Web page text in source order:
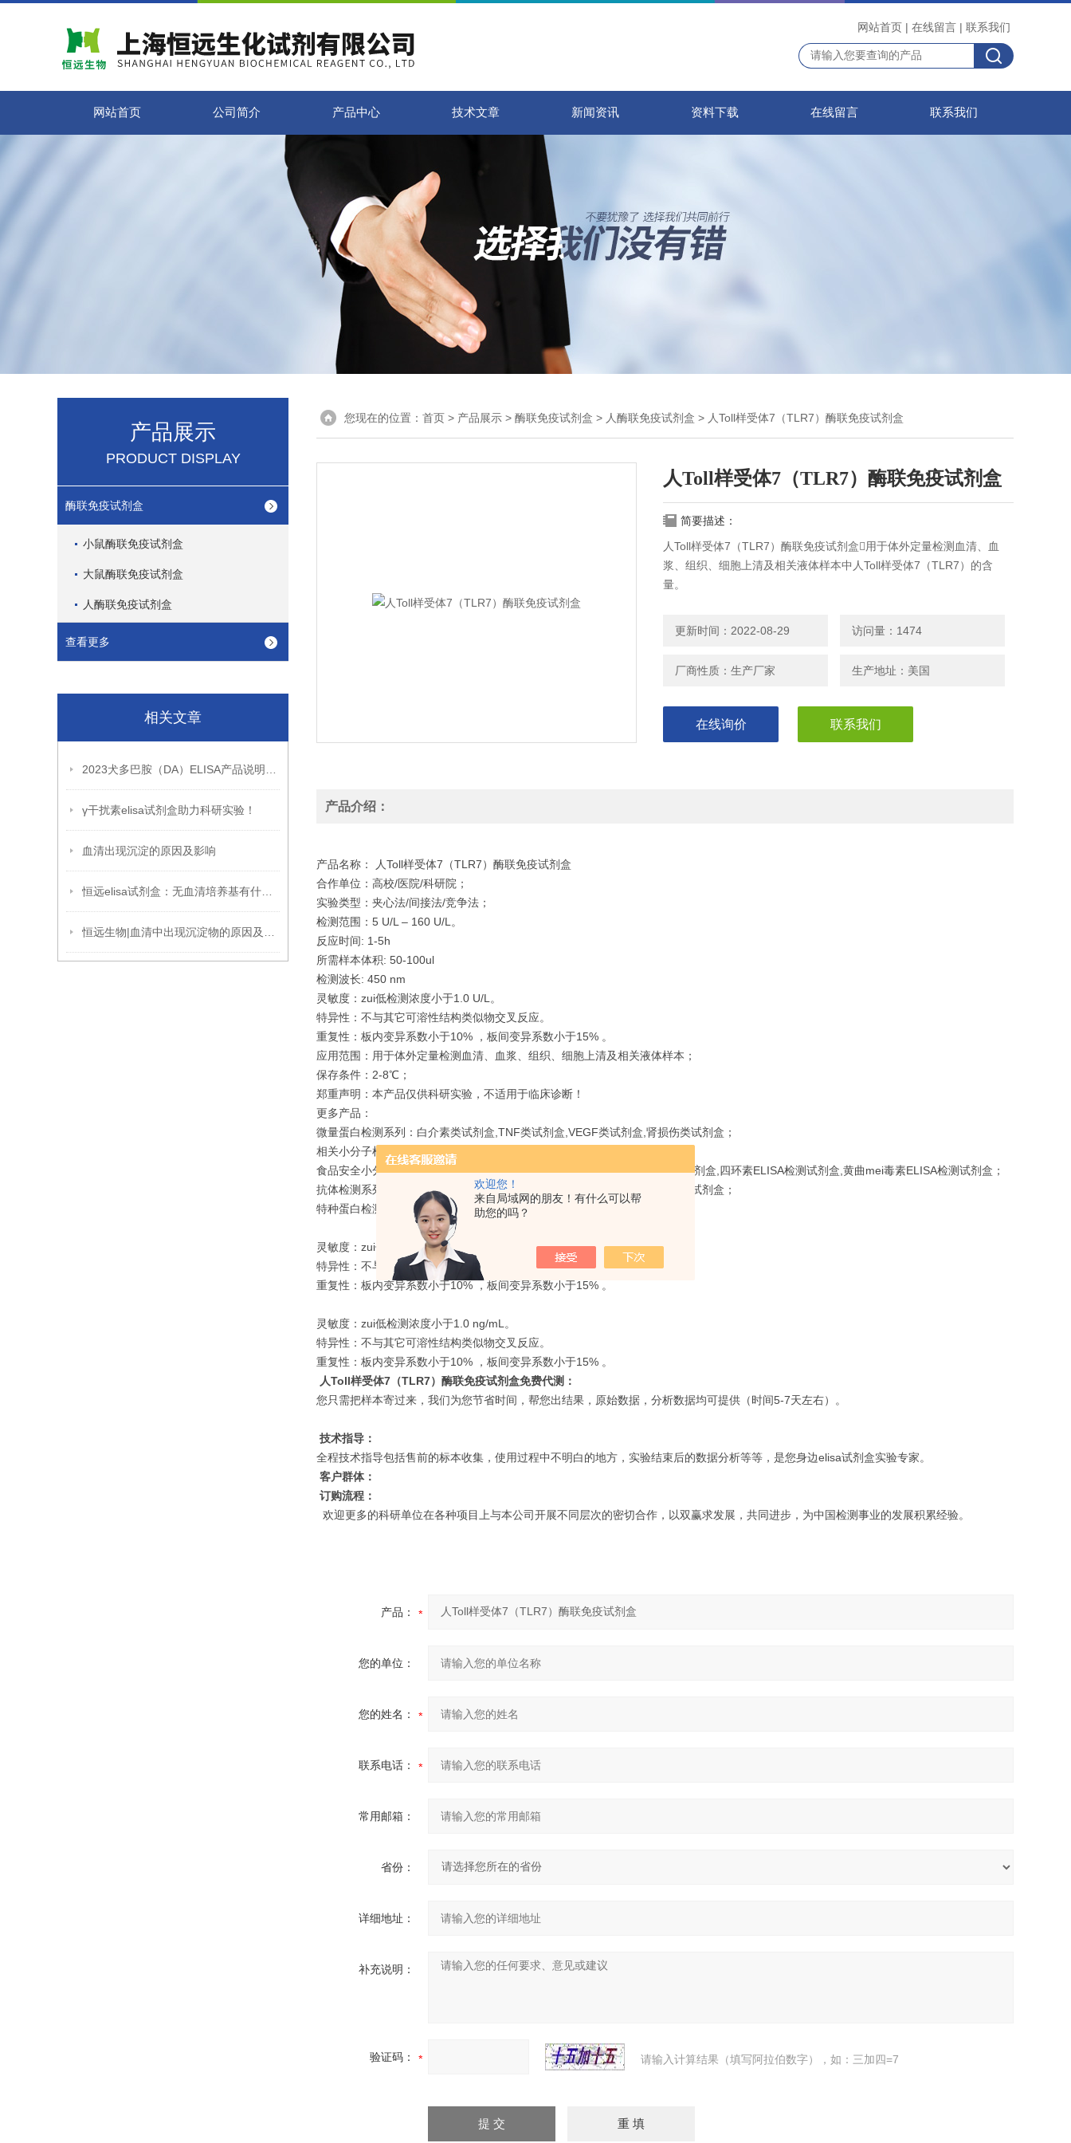
欢迎您！
来自局域网的朋友！有什么可以帮
助您的吗？
网站首页 | 在线留言 | 联系我们
网站首页 公司简介 产品中心 技术文章 新闻资讯 资料下载 在线留言 联系我们
产品展示
PRODUCT DISPLAY
酶联免疫试剂盒
小鼠酶联免疫试剂盒
大鼠酶联免疫试剂盒
人酶联免疫试剂盒
查看更多
相关文章
γ干扰素elisa试剂盒助力科研实验！
血清出现沉淀的原因及影响
您现在的位置： 首页 > 产品展示 > 酶联免疫试剂盒 > 人酶联免疫试剂盒 > 人Toll样受体7（TLR7）酶联免疫试剂盒
人Toll样受体7（TLR7）酶联免疫试剂盒
简要描述：
人Toll样受体7（TLR7）酶联免疫试剂盒用于体外定量检测血清、血
浆、组织、细胞上清及相关液体样本中人Toll样受体7（TLR7）的含
量。
更新时间：2022-08-29 访问量：1474
厂商性质：生产厂家 生产地址：美国
在线询价 联系我们
产品介绍：
产品名称： 人Toll样受体7（TLR7）酶联免疫试剂盒
合作单位：高校/医院/科研院；
实验类型：夹心法/间接法/竞争法；
检测范围：5 U/L – 160 U/L。
反应时间: 1-5h
所需样本体积: 50-100ul
检测波长: 450 nm
灵敏度：zui低检测浓度小于1.0 U/L。
特异性：不与其它可溶性结构类似物交叉反应。
重复性：板内变异系数小于10% ，板间变异系数小于15% 。
应用范围：用于体外定量检测血清、血浆、组织、细胞上清及相关液体样本；
保存条件：2-8℃；
郑重声明：本产品仅供科研实验，不适用于临床诊断！
更多产品：
微量蛋白检测系列：白介素类试剂盒,TNF类试剂盒,VEGF类试剂盒,肾损伤类试剂盒；
相关小分子检测系列：皮质醇类试剂盒,HCY类试剂盒,T3,T4类试剂盒；
食品安全小分子检测系列：庆大霉素ELISA检测试剂盒,三聚氰胺ELISA检测试剂盒,四环素ELISA检测试剂盒,黄曲mei毒素ELISA检测试剂盒；
抗体检测系列：链球菌溶血素o抗体ELISA检测试剂盒,AQP-Ab类试剂盒,HINI试剂盒；
特种蛋白检测：近十个种属的白蛋白,球蛋白ELISA检测试剂盒。
灵敏度：zui低检测浓度小于0.1 ng/mL。
特异性：不与其它可溶性结构类似物交叉反应。
重复性：板内变异系数小于10% ，板间变异系数小于15% 。
灵敏度：zui低检测浓度小于1.0 ng/mL。
特异性：不与其它可溶性结构类似物交叉反应。
重复性：板内变异系数小于10% ，板间变异系数小于15% 。
人Toll样受体7（TLR7）酶联免疫试剂盒免费代测：
您只需把样本寄过来，我们为您节省时间，帮您出结果，原始数据，分析数据均可提供（时间5-7天左右）。
技术指导：
全程技术指导包括售前的标本收集，使用过程中不明白的地方，实验结束后的数据分析等等，是您身边elisa试剂盒实验专家。
客户群体：
订购流程：
欢迎更多的科研单位在各种项目上与本公司开展不同层次的密切合作，以双赢求发展，共同进步，为中国检测事业的发展积累经验。
产品：
您的单位：
您的姓名：
联系电话：
常用邮箱：
省份：
详细地址：
补充说明：
验证码： 请输入计算结果（填写阿拉伯数字），如：三加四=7